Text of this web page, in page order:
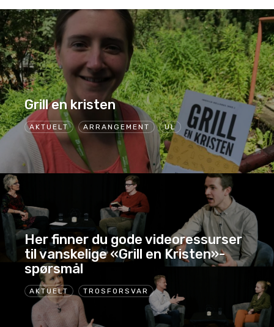
AKTUELT ARRANGEMENT UL
Grill en kristen
AKTUELT TROSFORSVAR
Her finner du gode videoressurser
til vanskelige «Grill en Kristen»-
spørsmål